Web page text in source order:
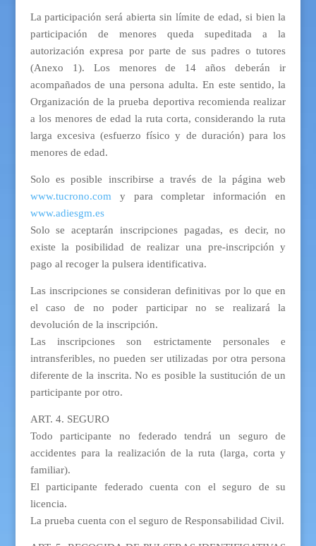
La participación será abierta sin límite de edad, si bien la
participación de menores queda supeditada a la
autorización expresa por parte de sus padres o tutores
(Anexo 1). Los menores de 14 años deberán ir
acompañados de una persona adulta. En este sentido, la
Organización de la prueba deportiva recomienda realizar
a los menores de edad la ruta corta, considerando la ruta
larga excesiva (esfuerzo físico y de duración) para los
menores de edad.
Solo es posible inscribirse a través de la página web
www.tucrono.com y para completar información en
www.adiesgm.es
Solo se aceptarán inscripciones pagadas, es decir, no
existe la posibilidad de realizar una pre-inscripción y
pago al recoger la pulsera identificativa.
Las inscripciones se consideran definitivas por lo que en
el caso de no poder participar no se realizará la
devolución de la inscripción.
Las inscripciones son estrictamente personales e
intransferibles, no pueden ser utilizadas por otra persona
diferente de la inscrita. No es posible la sustitución de un
participante por otro.
ART. 4. SEGURO
Todo participante no federado tendrá un seguro de
accidentes para la realización de la ruta (larga, corta y
familiar).
El participante federado cuenta con el seguro de su
licencia.
La prueba cuenta con el seguro de Responsabilidad Civil.